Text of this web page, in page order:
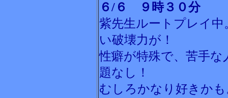
６/６ ９時３０分
紫先生ルートプレイ
い破壊力が！
性癖が特殊で、苦手
題なし！
むしろかなり好きか